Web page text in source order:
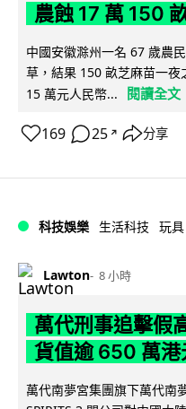
農蝕 17 萬 150
中國安徽滁州一名 67 歲農
草，結果 150 畝芝麻苗一
15 萬元人民幣...
閱讀全文
169 25 ↗ 分享
科技娛樂 生活科技 玩具
Lawton 8 小時
萬代刑事追擊假
貨值逾 650 萬港
萬代南夢宮集團旗下萬代南